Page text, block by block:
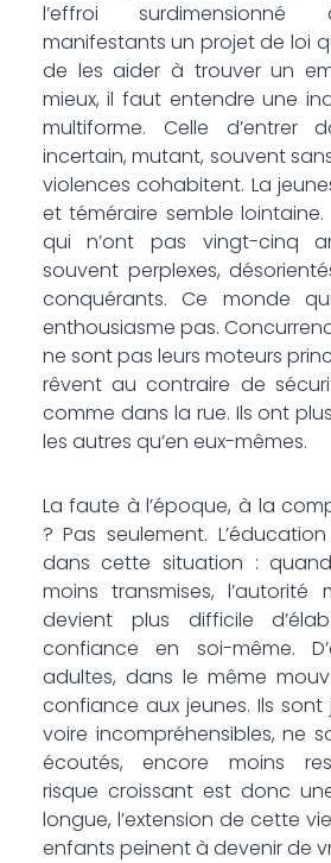
l’effroi surdimensionné
manifestants un projet de loi
de les aider à trouver un
mieux, il faut entendre une
multiforme. Celle d’entrer
incertain, mutant, souvent
violences cohabitent. La
et téméraire semble lointaine.
qui n’ont pas vingt-cinq
souvent perplexes,
conquérants. Ce monde
enthousiasme pas.
ne sont pas leurs moteurs
rêvent au contraire de
comme dans la rue. Ils ont
les autres qu’en eux-mêmes.
La faute à l’époque, à la
? Pas seulement.
dans cette situation :
moins transmises, l’autorité
devient plus difficile
confiance en soi-même.
adultes, dans le même
confiance aux jeunes. Ils sont
voire incompréhensibles, ne
écoutés, encore moins
risque croissant est donc
longue, l’extension de cette
enfants peinent à devenir de